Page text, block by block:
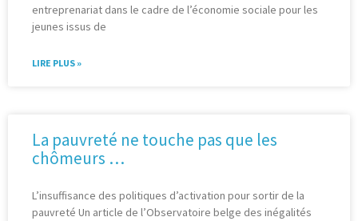
entreprenariat dans le cadre de l’économie sociale pour les
jeunes issus de
LIRE PLUS »
La pauvreté ne touche pas que les
chômeurs …
L’insuffisance des politiques d’activation pour sortir de la
pauvreté Un article de l’Observatoire belge des inégalités